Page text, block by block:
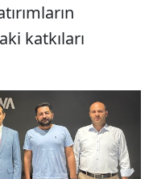
katkıları